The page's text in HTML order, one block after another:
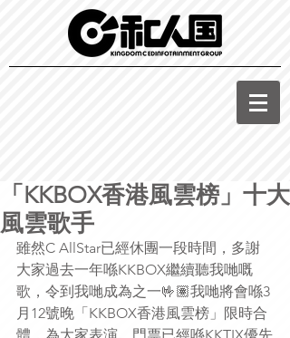
「KKBOX香港風雲榜」十大
風雲歌手
雖然C AllStar已經休團一段時間，多謝
大家過去一年喺KKBOX繼續聽我哋嘅
歌，令到我哋成為之一🤟🏽我哋將會喺3
月12號晚「KKBOX香港風雲榜」限時合